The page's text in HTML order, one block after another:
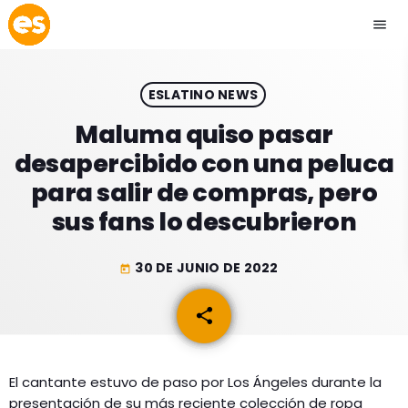
menu
EMISIÓN LA PAZ
play_arrow EMISIÓN COCHABAMBA
ESLATINO NEWS
ESPECTÁCULOS
ESLATINO NEWS
Maluma quiso pasar
desapercibido con una peluca
para salir de compras, pero
sus fans lo descubrieron
today 30 DE JUNIO DE 2022
share
email
El cantante estuvo de paso por Los Ángeles durante la
presentación de su más reciente colección de ropa